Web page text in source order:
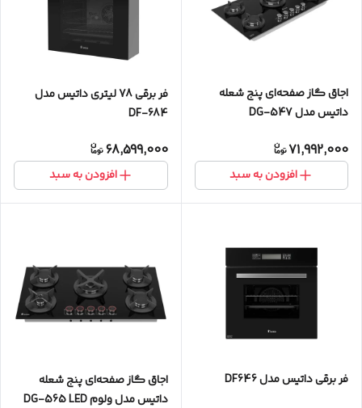
اجاق گاز صفحه‌ای پنج شعله
داتیس مدل DG-547
71,992,000
افزودن به سبد
فر برقی 78 لیتری داتیس مدل
DF-684
68,599,000
افزودن به سبد
فر برقی داتیس مدل DF646
اجاق گاز صفحه‌ای پنج شعله
داتیس مدل ولوم DG-565 LED